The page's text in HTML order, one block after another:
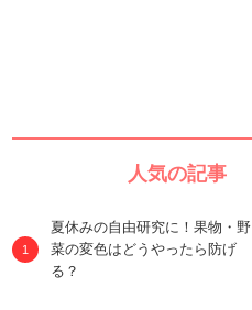
人気の記事
夏休みの自由研究に！果物・野
菜の変色はどうやったら防げ
る？